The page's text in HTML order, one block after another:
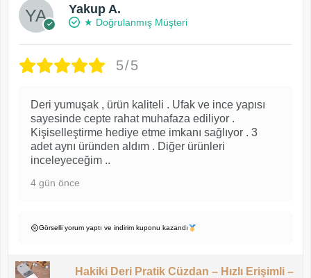
Yakup A.
★ Doğrulanmış Müşteri
5/5
Deri yumuşak , ürün kaliteli . Ufak ve ince yapısı
sayesinde cepte rahat muhafaza ediliyor .
Kişiselleştirme hediye etme imkanı sağlıyor . 3
adet aynı üründen aldım . Diğer ürünleri
inceleyeceğim ..
4 gün önce
Görselli yorum yaptı ve indirim kuponu kazandı
Hakiki Deri Pratik Cüzdan – Hızlı Erişimli –